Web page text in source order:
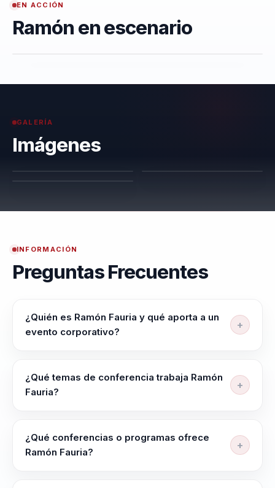
EN ACCIÓN
Ramón en escenario
GALERÍA
Imágenes
INFORMACIÓN
Preguntas Frecuentes
¿Quién es Ramón Fauria y qué aporta a un
evento corporativo?
responsables de equipos a alinear equipos, elevar
criterio y liderar con claridad en contextos complejos.
¿Qué temas de conferencia trabaja Ramón
Fauria?
Transformacional, Comunicación Efectiva,
Optimización del Talento, Neurociencia Aplicada,
¿Qué conferencias o programas ofrece
Ramón Fauria?